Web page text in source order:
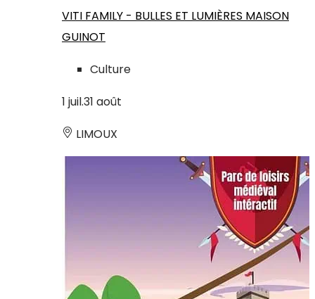
VITI FAMILY - BULLES ET LUMIÈRES MAISON
GUINOT
Culture
1 juil.31 août
LIMOUX